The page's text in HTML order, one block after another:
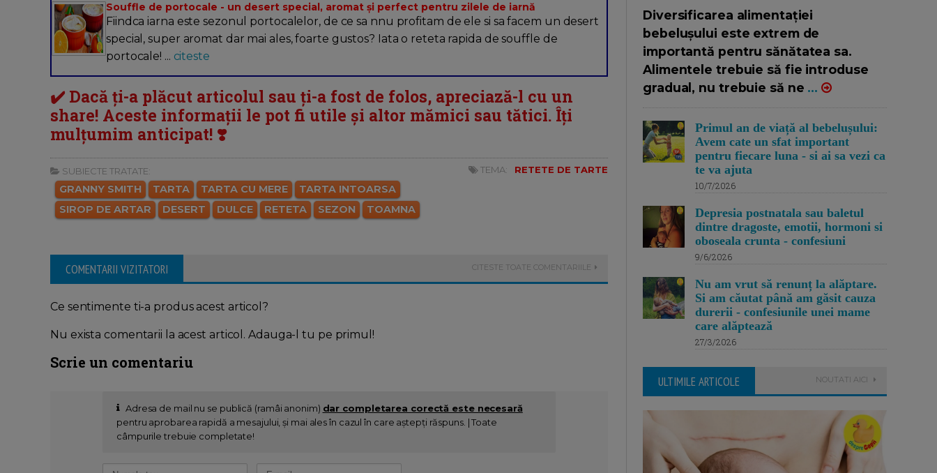
Souffle de portocale - un desert special, aromat și perfect pentru zilele de iarnă
Fiindca iarna este sezonul portocalelor, de ce sa nnu profitam de ele si sa facem un desert
special, super aromat dar mai ales, foarte gustos? Iata o reteta rapida de souffle de
portocale! ... citeste
✔️ Dacă ți-a plăcut articolul sau ți-a fost de folos, apreciază-l cu un
share! Aceste informații le pot fi utile și altor mămici sau tătici. Îți
mulțumim anticipat! ❣️
SUBIECTE TRATATE:
GRANNY SMITH TARTA TARTA CU MERE
TARTA INTOARSA
SIROP DE ARTAR
DESERT DULCE RETETA SEZON TOAMNA
TEMA: RETETE DE TARTE
COMENTARII VIZITATORI CITESTE TOATE COMENTARIILE
Ce sentimente ti-a produs acest articol?
Nu exista comentarii la acest articol. Adauga-l tu pe primul!
Scrie un comentariu
Adresa de mail nu se publică (ramâi anonim) dar completarea corectă este necesară
pentru aprobarea rapidă a mesajului, și mai ales în cazul în care aștepți răspuns. | Toate
câmpurile trebuie completate!
Diversificarea alimentației
bebelușului este extrem de
importantă pentru sănătatea sa.
Alimentele trebuie să fie introduse
gradual, nu trebuie să ne ...
Primul an de viață al bebelușului:
Avem cate un sfat important
pentru fiecare luna - si ai sa vezi ca
te va ajuta
10/7/2026
Depresia postnatala sau baletul
dintre dragoste, emotii, hormoni si
oboseala crunta - confesiuni
9/6/2026
Nu am vrut să renunț la alăptare.
Si am căutat până am găsit cauza
durerii - confesiunile unei mame
care alăptează
27/3/2026
ULTIMILE ARTICOLE NOUTATI AICI